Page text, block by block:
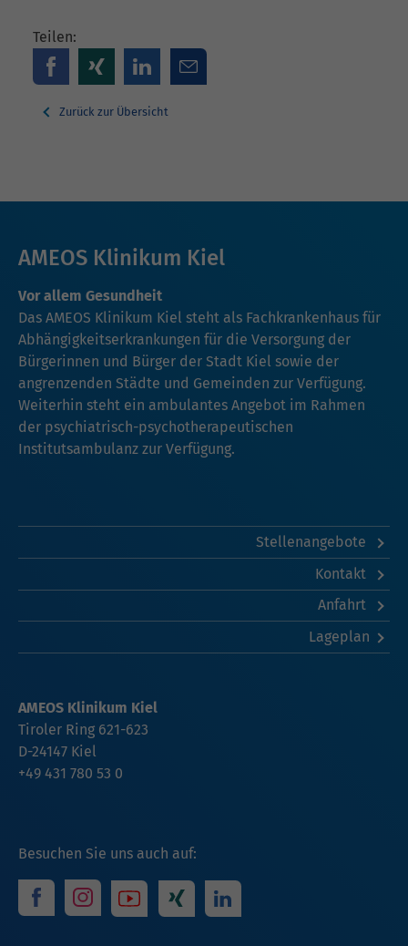
Teilen:
Zurück zur Übersicht
AMEOS Klinikum Kiel
Vor allem Gesundheit
Das AMEOS Klinikum Kiel steht als Fachkrankenhaus für
Abhängigkeitserkrankungen für die Versorgung der
Bürgerinnen und Bürger der Stadt Kiel sowie der
angrenzenden Städte und Gemeinden zur Verfügung.
Weiterhin steht ein ambulantes Angebot im Rahmen
der psychiatrisch-psychotherapeutischen
Institutsambulanz zur Verfügung.
Stellenangebote
Kontakt
Anfahrt
Lageplan
Besuchen Sie uns auch auf:
AMEOS Klinikum Kiel
Tiroler Ring 621-623
D-24147 Kiel
+49 431 780 53 0